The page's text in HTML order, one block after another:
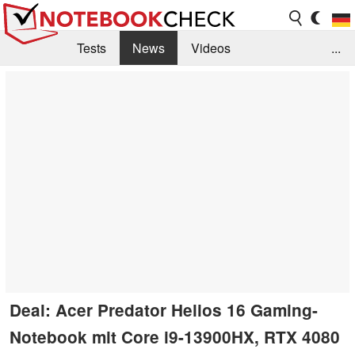
Tests News
Videos
...
Deal: Acer Predator Helios 16 Gaming-
Notebook mit Core i9-13900HX, RTX 4080